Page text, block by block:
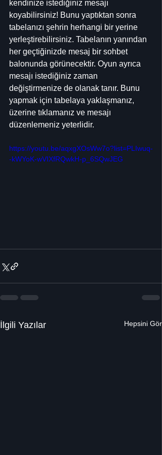
kendinize istediğiniz mesajı
koyabilirsiniz! Bunu yaptıktan sonra
tabelanızı şehrin herhangi bir yerine
yerleştirebilirsiniz. Tabelanın yanından
her geçtiğinizde mesaj bir sohbet
balonunda görünecektir. Oyun ayrıca
mesajı istediğiniz zaman
değiştirmenize de olanak tanır. Bunu
yapmak için tabelaya yaklaşmanız,
üzerine tıklamanız ve mesajı
düzenlemeniz yeterlidir.
https://youtu.be/aqxgXOsWw7o?list=PLIwuq-
-kWYoK-wVIXfRQwkH-p_6SQwJEG
İlgili Yazılar Hepsini Gör